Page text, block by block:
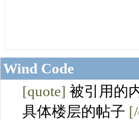
Wind Code
[quote] 被引用的
具体楼层的帖子